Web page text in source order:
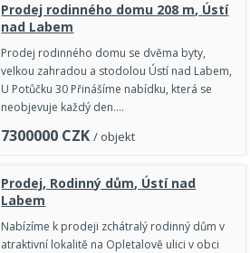
Prodej rodinného domu 208 m, Ústí
nad Labem
Prodej rodinného domu se dvěma byty,
velkou zahradou a stodolou Ústí nad Labem,
U Potůčku 30 Přinášíme nabídku, která se
neobjevuje každý den.…
7300000 CZK / objekt
Prodej, Rodinný dům, Ústí nad
Labem
Nabízíme k prodeji zchátralý rodinný dům v
atraktivní lokalitě na Opletalově ulici v obci